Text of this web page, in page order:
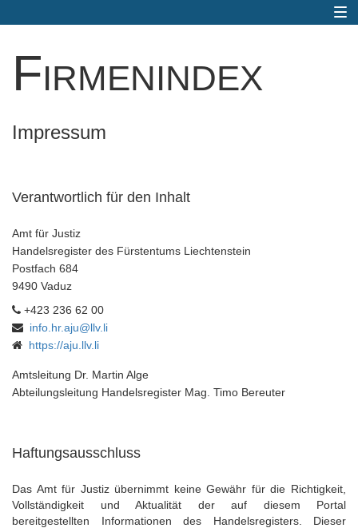
Firmenindex
Impressum
Verantwortlich für den Inhalt
Amt für Justiz
Handelsregister des Fürstentums Liechtenstein
Postfach 684
9490 Vaduz
+423 236 62 00
info.hr.aju@llv.li
https://aju.llv.li
Amtsleitung Dr. Martin Alge
Abteilungsleitung Handelsregister Mag. Timo Bereuter
Haftungsausschluss
Das Amt für Justiz übernimmt keine Gewähr für die Richtigkeit,
Vollständigkeit und Aktualität der auf diesem Portal
bereitgestellten Informationen des Handelsregisters. Dieser